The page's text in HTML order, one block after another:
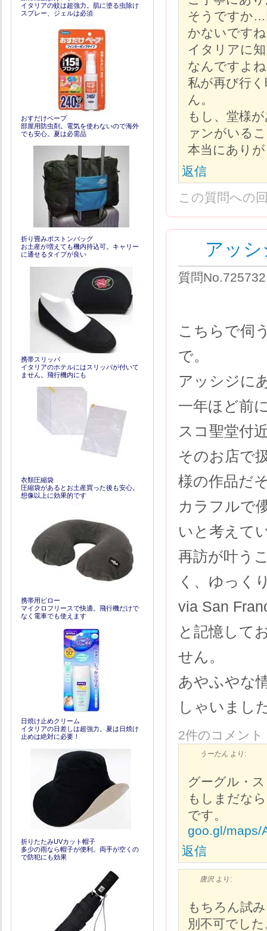
そうですか…
かないです
イタリアに
なんですよ
私が再び行
ん。
もし、堂様
ァンがいる
本当にあり
返信
この質問への
アッ
質問
こちらで伺
で。
アッシジに
一年ほど前
スコ聖堂付
そのお店で
様の作品だ
カラフルで
いと考えて
再訪が叶う
く、ゆっく
via San
と記憶して
せん。
あやふやな
しゃいまし
2件のコメント
うーたん より:
グーグル・
もしまだな
です。
goo.gl/maps/
返信
唐沢 より:
もちろん試
別不可でした
イタリアの蚊は超強力。肌に塗る虫除け
スプレー、ジェルは必須
おすだけベープ
部屋用防虫剤。電気を使わないので海外
でも安心。夏は必需品
折り畳みボストンバッグ
お土産が増えても機内持込可。キャリー
に通せるタイプが良い
携帯スリッパ
イタリアのホテルにはスリッパが付いて
ません。飛行機内にも
衣類圧縮袋
圧縮袋があるとお土産買った後も安心。
想像以上に効果的です
携帯用ピロー
マイクロフリースで快適。飛行機だけで
なく電車でも使えます
日焼け止めクリーム
イタリアの日差しは超強力。夏は日焼け
止めは絶対に必要！
折りたたみUVカット帽子
多少の雨なら帽子が便利。両手が空くの
で防犯にも効果